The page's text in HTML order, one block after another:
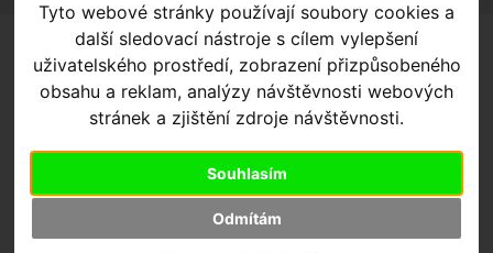
Tyto webové stránky používají soubory cookies a
další sledovací nástroje s cílem vylepšení
uživatelského prostředí, zobrazení přizpůsobeného
obsahu a reklam, analýzy návštěvnosti webových
stránek a zjištění zdroje návštěvnosti.
Souhlasím
Odmítám
ZTRATILI
ZÉFAL KRYTKA KLIKY
GUMOVÁ
Tiso
Skladem:
Ano, v Olomouci
IHNED